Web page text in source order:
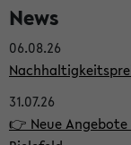
e
i
t
e
News
06.08.26
31.07.26
👉 Neue